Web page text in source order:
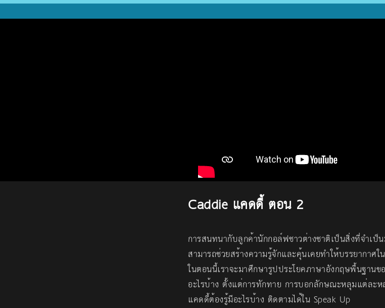
Caddie แคดดี้ ตอน 2
การสนทนากับลูกค้านักกอล์ฟชาวต่างชาติเป็นสิ่งที่จำเป็
สามารถช่วยสร้างความรู้จักและคุ้นเคยทำให้บรรยากา
ในตอนนี้เราจะมาศึกษารูปประโยคภาษาอังกฤษพื้นฐาน
อะไรบ้าง ตั้งแต่การทักทาย การบอกลักษณะหลุมแต่ละ
แคดดี้ต้องรู้มีอะไรบ้าง ติดตามได้ใน Speak Up